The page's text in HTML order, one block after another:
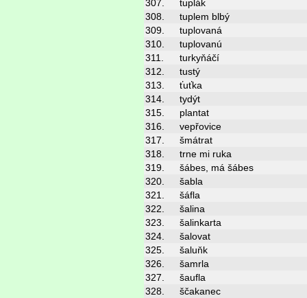
307.
tuplák
308.
tuplem blbý
309.
tuplovaná
310.
tuplovanú
311.
turkyňáčí
312.
tustý
313.
ťuťka
314.
tydýt
315.
plantat
316.
vepřovice
317.
šmátrat
318.
trne mi ruka
319.
šábes, má šábes
320.
šabla
321.
šáfla
322.
šalina
323.
šalinkarta
324.
šalovat
325.
šaluňk
326.
šamrla
327.
šaufla
328.
ščakanec